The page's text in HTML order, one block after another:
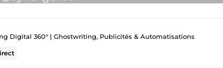
Digital 360° | Ghostwriting, Publicités & Automatisations